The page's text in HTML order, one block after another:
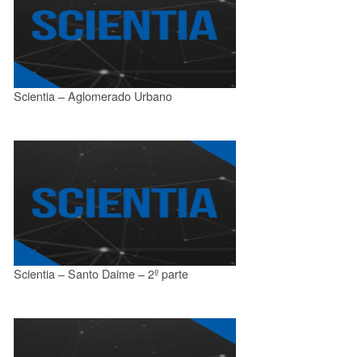
Scientia – Aglomerado Urbano
Scientia – Santo Daime – 2º parte